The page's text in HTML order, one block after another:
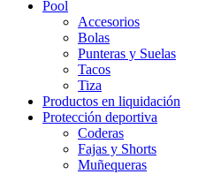
Pool
Accesorios
Bolas
Punteras y Suelas
Tacos
Tiza
Productos en liquidación
Protección deportiva
Coderas
Fajas y Shorts
Muñequeras